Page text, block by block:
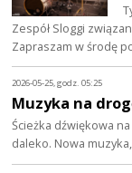
Zespół Sloggi
Zapraszam w środę
2026-05-25, godz. 05:25
Muzyka na
Ścieżka dźwiękowa
daleko. Nowa